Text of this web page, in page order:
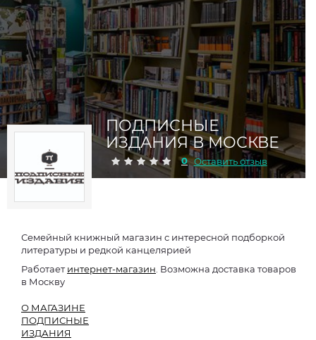
ПОДПИСНЫЕ
ИЗДАНИЯ В МОСКВЕ
0 Оставить отзыв
Семейный книжный магазин с интересной подборкой
литературы и редкой канцелярией
Работаетинтернет-магазин . Возможна доставка товаров
в Москву
О МАГАЗИНЕ
ПОДПИСНЫЕ
ИЗДАНИЯ